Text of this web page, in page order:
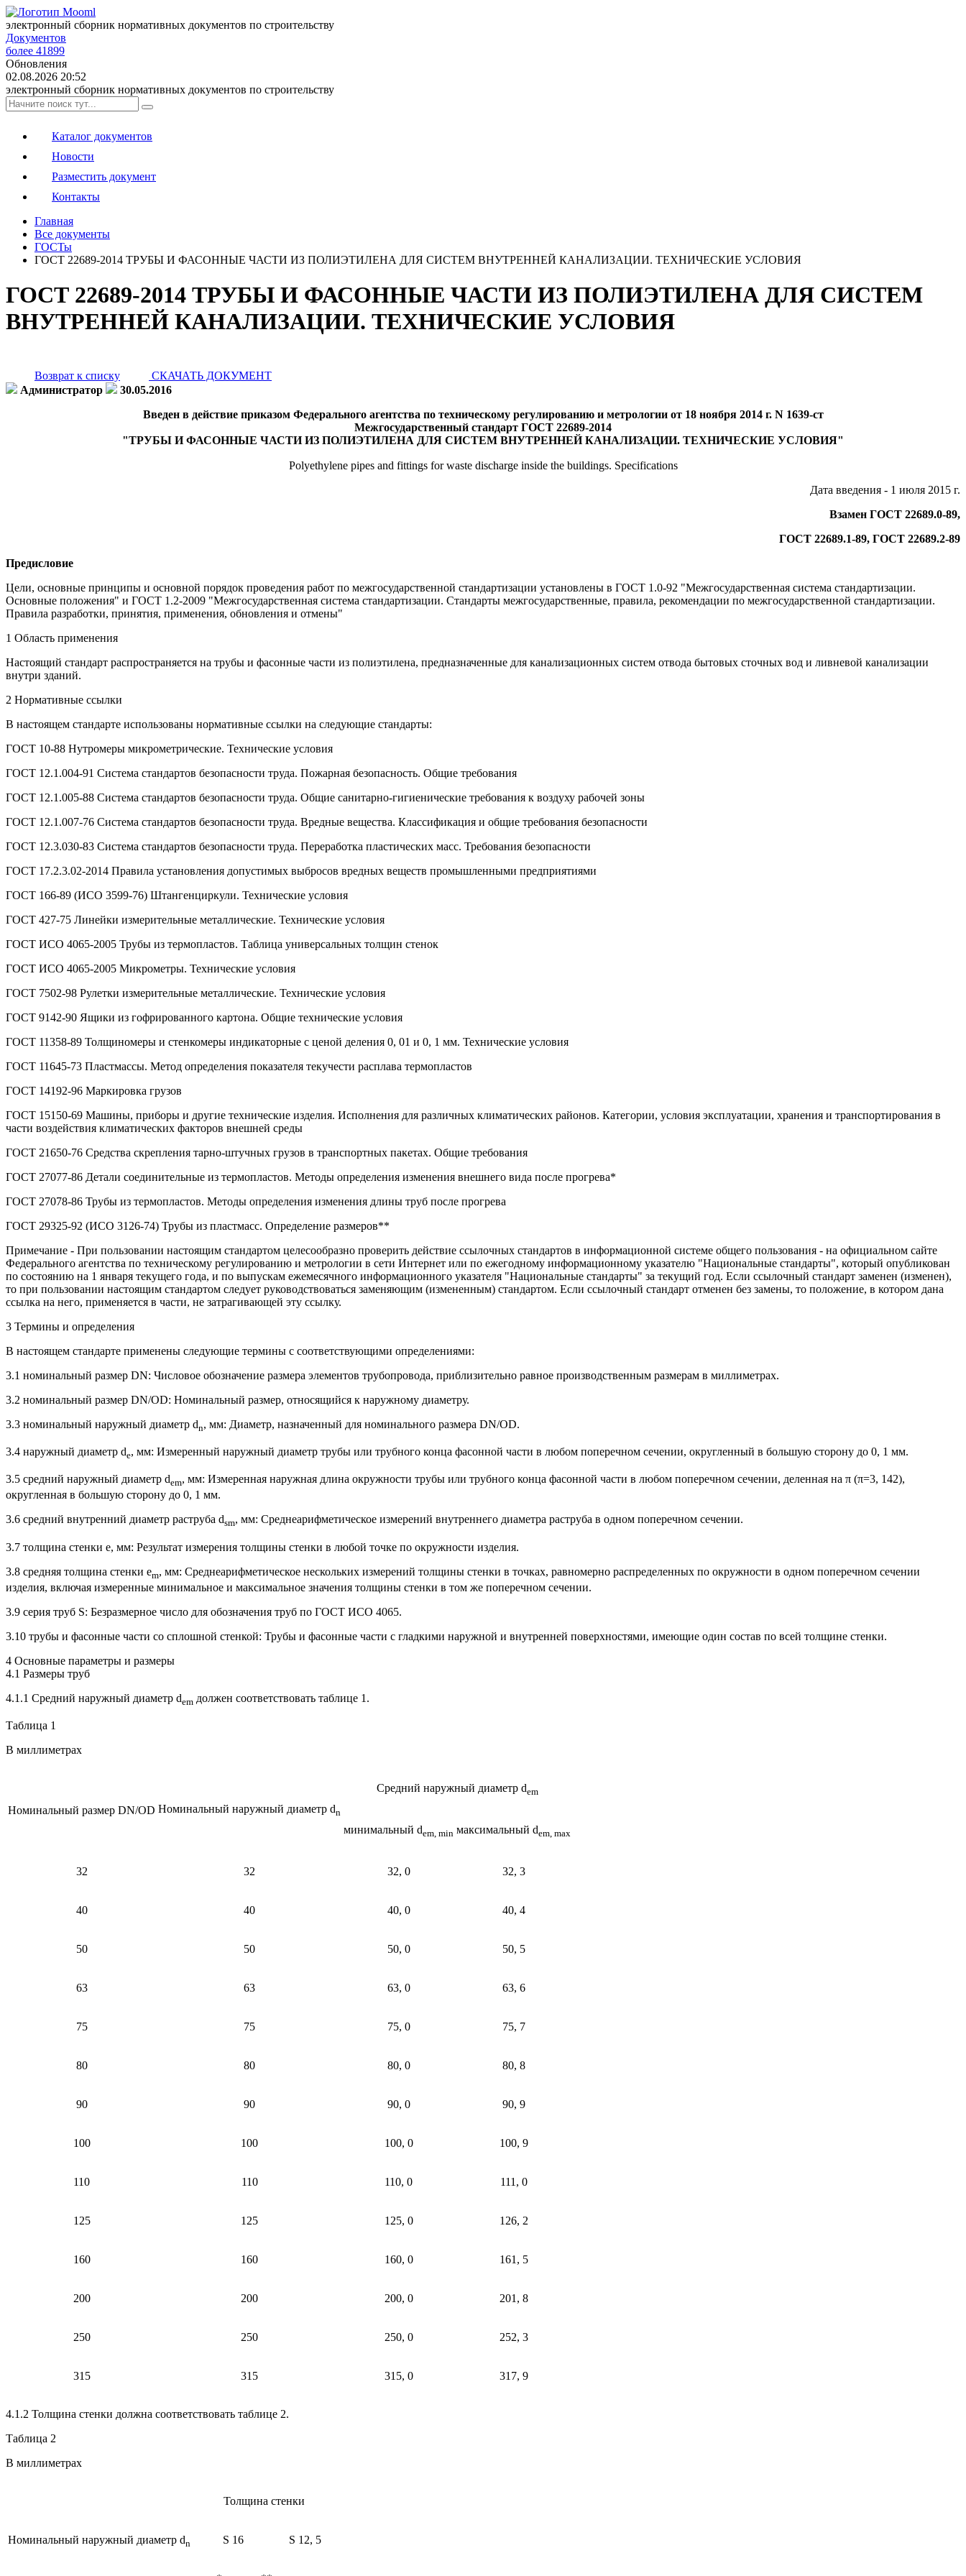
электронный сборник нормативных документов по строительству
Документов
более 41899
Обновления
02.08.2026 20:52
электронный сборник нормативных документов по строительству
Каталог документов
Новости
Разместить документ
Контакты
Главная
Все документы
ГОСТы
ГОСТ 22689-2014 ТРУБЫ И ФАСОННЫЕ ЧАСТИ ИЗ ПОЛИЭТИЛЕНА ДЛЯ СИСТЕМ ВНУТРЕННЕЙ КАНАЛИЗАЦИИ. ТЕХНИЧЕСКИЕ УСЛОВИЯ
ГОСТ 22689-2014 ТРУБЫ И ФАСОННЫЕ ЧАСТИ ИЗ ПОЛИЭТИЛЕНА ДЛЯ СИСТЕМ
ВНУТРЕННЕЙ КАНАЛИЗАЦИИ. ТЕХНИЧЕСКИЕ УСЛОВИЯ
Возврат к списку
СКАЧАТЬ ДОКУМЕНТ
Администратор
30.05.2016
Введен в действие приказом Федерального агентства по техническому регулированию и метрологии от 18 ноября 2014 г. N 1639-ст
Межгосударственный стандарт ГОСТ 22689-2014
"ТРУБЫ И ФАСОННЫЕ ЧАСТИ ИЗ ПОЛИЭТИЛЕНА ДЛЯ СИСТЕМ ВНУТРЕННЕЙ КАНАЛИЗАЦИИ. ТЕХНИЧЕСКИЕ УСЛОВИЯ"
Polyethylene pipes and fittings for waste discharge inside the buildings. Specifications
Дата введения - 1 июля 2015 г.
Взамен ГОСТ 22689.0-89,
ГОСТ 22689.1-89, ГОСТ 22689.2-89
Предисловие
Цели, основные принципы и основной порядок проведения работ по межгосударственной стандартизации установлены в ГОСТ 1.0-92 "Межгосударственная система стандартизации.
Основные положения" и ГОСТ 1.2-2009 "Межгосударственная система стандартизации. Стандарты межгосударственные, правила, рекомендации по межгосударственной стандартизации.
Правила разработки, принятия, применения, обновления и отмены"
1 Область применения
Настоящий стандарт распространяется на трубы и фасонные части из полиэтилена, предназначенные для канализационных систем отвода бытовых сточных вод и ливневой канализации
внутри зданий.
2 Нормативные ссылки
В настоящем стандарте использованы нормативные ссылки на следующие стандарты:
ГОСТ 10-88 Нутромеры микрометрические. Технические условия
ГОСТ 12.1.004-91 Система стандартов безопасности труда. Пожарная безопасность. Общие требования
ГОСТ 12.1.005-88 Система стандартов безопасности труда. Общие санитарно-гигиенические требования к воздуху рабочей зоны
ГОСТ 12.1.007-76 Система стандартов безопасности труда. Вредные вещества. Классификация и общие требования безопасности
ГОСТ 12.3.030-83 Система стандартов безопасности труда. Переработка пластических масс. Требования безопасности
ГОСТ 17.2.3.02-2014 Правила установления допустимых выбросов вредных веществ промышленными предприятиями
ГОСТ 166-89 (ИСО 3599-76) Штангенциркули. Технические условия
ГОСТ 427-75 Линейки измерительные металлические. Технические условия
ГОСТ ИСО 4065-2005 Трубы из термопластов. Таблица универсальных толщин стенок
ГОСТ ИСО 4065-2005 Микрометры. Технические условия
ГОСТ 7502-98 Рулетки измерительные металлические. Технические условия
ГОСТ 9142-90 Ящики из гофрированного картона. Общие технические условия
ГОСТ 11358-89 Толщиномеры и стенкомеры индикаторные с ценой деления 0, 01 и 0, 1 мм. Технические условия
ГОСТ 11645-73 Пластмассы. Метод определения показателя текучести расплава термопластов
ГОСТ 14192-96 Маркировка грузов
ГОСТ 15150-69 Машины, приборы и другие технические изделия. Исполнения для различных климатических районов. Категории, условия эксплуатации, хранения и транспортирования в
части воздействия климатических факторов внешней среды
ГОСТ 21650-76 Средства скрепления тарно-штучных грузов в транспортных пакетах. Общие требования
ГОСТ 27077-86 Детали соединительные из термопластов. Методы определения изменения внешнего вида после прогрева*
ГОСТ 27078-86 Трубы из термопластов. Методы определения изменения длины труб после прогрева
ГОСТ 29325-92 (ИСО 3126-74) Трубы из пластмасс. Определение размеров**
Примечание - При пользовании настоящим стандартом целесообразно проверить действие ссылочных стандартов в информационной системе общего пользования - на официальном сайте
Федерального агентства по техническому регулированию и метрологии в сети Интернет или по ежегодному информационному указателю "Национальные стандарты", который опубликован
по состоянию на 1 января текущего года, и по выпускам ежемесячного информационного указателя "Национальные стандарты" за текущий год. Если ссылочный стандарт заменен (изменен),
то при пользовании настоящим стандартом следует руководствоваться заменяющим (измененным) стандартом. Если ссылочный стандарт отменен без замены, то положение, в котором дана
ссылка на него, применяется в части, не затрагивающей эту ссылку.
3 Термины и определения
В настоящем стандарте применены следующие термины с соответствующими определениями:
3.1 номинальный размер DN: Числовое обозначение размера элементов трубопровода, приблизительно равное производственным размерам в миллиметрах.
3.2 номинальный размер DN/OD: Номинальный размер, относящийся к наружному диаметру.
3.3 номинальный наружный диаметр dn, мм: Диаметр, назначенный для номинального размера DN/OD.
3.4 наружный диаметр de, мм: Измеренный наружный диаметр трубы или трубного конца фасонной части в любом поперечном сечении, округленный в большую сторону до 0, 1 мм.
3.5 средний наружный диаметр dem, мм: Измеренная наружная длина окружности трубы или трубного конца фасонной части в любом поперечном сечении, деленная на π (π=3, 142),
округленная в большую сторону до 0, 1 мм.
3.6 средний внутренний диаметр раструба dsm, мм: Среднеарифметическое измерений внутреннего диаметра раструба в одном поперечном сечении.
3.7 толщина стенки е, мм: Результат измерения толщины стенки в любой точке по окружности изделия.
3.8 средняя толщина стенки em, мм: Среднеарифметическое нескольких измерений толщины стенки в точках, равномерно распределенных по окружности в одном поперечном сечении
изделия, включая измеренные минимальное и максимальное значения толщины стенки в том же поперечном сечении.
3.9 серия труб S: Безразмерное число для обозначения труб по ГОСТ ИСО 4065.
3.10 трубы и фасонные части со сплошной стенкой: Трубы и фасонные части с гладкими наружной и внутренней поверхностями, имеющие один состав по всей толщине стенки.
4 Основные параметры и размеры
4.1 Размеры труб
4.1.1 Средний наружный диаметр dem должен соответствовать таблице 1.
Таблица 1
В миллиметрах
Номинальный размер DN/OD Номинальный наружный диаметр dn
Средний наружный диаметр dem
минимальный dem, min максимальный dem, max
32 32 32, 0 32, 3
40 40 40, 0 40, 4
50 50 50, 0 50, 5
63 63 63, 0 63, 6
75 75 75, 0 75, 7
80 80 80, 0 80, 8
90 90 90, 0 90, 9
100 100 100, 0 100, 9
110 110 110, 0 111, 0
125 125 125, 0 126, 2
160 160 160, 0 161, 5
200 200 200, 0 201, 8
250 250 250, 0 252, 3
315 315 315, 0 317, 9
4.1.2 Толщина стенки должна соответствовать таблице 2.
Таблица 2
В миллиметрах
Номинальный наружный диаметр dn
Толщина стенки
S 16 S 12, 5